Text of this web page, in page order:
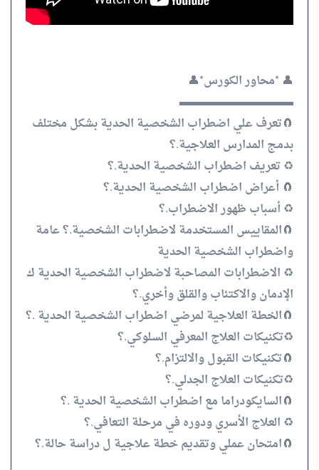
👤 *محاور الكورس*👤
▬▬▬▬▬▬▬▬▬▬
🧲تعرف علي اضطراب الشخصية الحدية بشكل مختلف
بدمج المدارس العلاجية.؟
♻️ تعريف اضطراب الشخصية الحدية.؟
🧲 أعراض اضطراب الشخصية الحدية.؟
♻️ ⁠أسباب ظهور الاضطراب.؟
🧲⁠المقاييس المستخدمة لاضطرابات الشخصية.؟ عامة
واضطراب الشخصية الحدية
♻️ ⁠الاضطرابات المصاحبة لاضطراب الشخصية الحدية ك
الإدمان والاكتئاب والقلق وأخري.؟
🧲⁠الخطة العلاجية لمرضي اضطراب الشخصية الحدية .؟
♻️تكنيكات العلاج المعرفي السلوكي.؟
🧲تكنيكات القبول والالتزام.؟
♻️تكنيكات العلاج الجدلي.؟
🧲السايكودراما مع اضطراب الشخصية الحدية .؟
♻️ ⁠العلاج الأسري ودوره في مرحلة التعافي.؟
🧲⁠امتحان عملي وتقديم خطة علاجية ل دراسة حالة.؟